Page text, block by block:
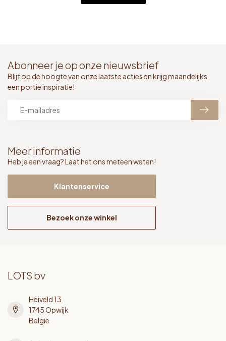
Meer informatie
Heb je een vraag? Laat het ons meteen weten!
Klantenservice
Bezoek onze winkel
Abonneer je op onze nieuwsbrief
Blijf op de hoogte van onze laatste acties en krijg maandelijks
een portie inspiratie!
LOTS bv
Heiveld 13
1745 Opwijk
België